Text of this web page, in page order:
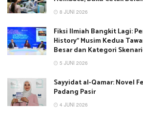
8 JUNI 2026
Fiksi Ilmiah Bangkit Lagi:
History” Musim Kedua
Besar dan Kategori
5 JUNI 2026
Sayyidat al-Qamar: Novel
Padang Pasir
4 JUNI 2026